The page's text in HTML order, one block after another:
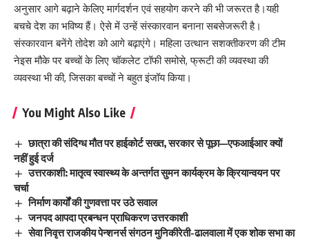
अनुसार आगे बढ़ाने केलिए मार्गदर्शन एवं सहयोग करने की भी जरूरत है।यही
बचचे देश का भविष्य हैं। ऐसे में उन्हें संस्कारवान बनाना सबसेजरूरी है।
संस्कारवान बनेंगे तोदेश को आगे बढ़ाएंगे। महिला उत्थान सशक्तीकरण की टीम
नेइस मौके पर बच्चों के लिए चॉकलेट टॉफी समोसे, फ्रूटी की व्यवस्था की
व्यवस्था भी की, जिसका बच्चों ने बहुत इंजॉय किया।
You Might Also Like
छात्रा की संदिग्ध मौत पर हाईकोर्ट सख्त, सरकार से पूछा—एफआईआर क्यों
नहीं हुई दर्ज
उत्तरकाशी: मातृत्व स्वास्थ्य के अन्तर्गत सुमन कार्यक्रम के क्रियान्वयन पर
चर्चा
निर्माण कार्यों की गुणवत्ता पर उठे सवाल
जनपद आपदा प्रबन्धन प्राधिकरण उत्तरकाशी
सेवा निवृत्त राजकीय पेन्शनर्स संगठन मुनिकीरेती-ढालवाला में एक शोक सभा का